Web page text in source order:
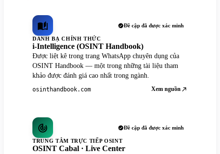
Đề cập đã được xác minh
DANH BẠ CHÍNH THỨC
i-Intelligence (OSINT Handbook)
Được liệt kê trong trang WhatsApp chuyên dụng của
OSINT Handbook — một trong những tài liệu tham
khảo được đánh giá cao nhất trong ngành.
osinthandbook.com Xem nguồn
Đề cập đã được xác minh
TRUNG TÂM TRỰC TIẾP OSINT
OSINT Cabal · Live Center